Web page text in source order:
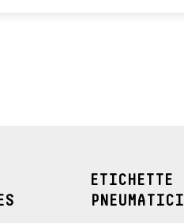
ETICHETTE
PNEUMATICI